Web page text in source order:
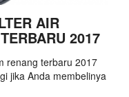
AIR
2017
renang terbaru 2017
jika Anda membelinya